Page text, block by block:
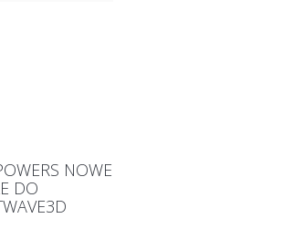
NOWE
DO